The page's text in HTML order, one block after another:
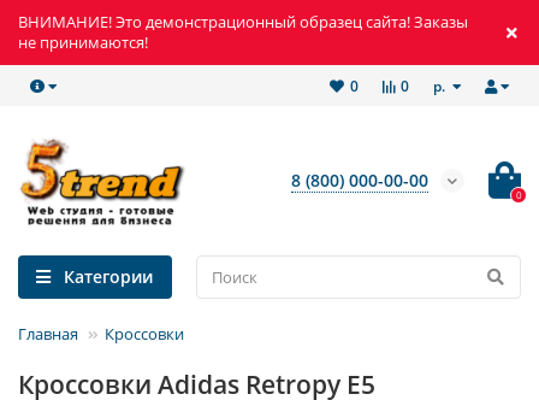
ВНИМАНИЕ! Это демонстрационный образец сайта! Заказы
не принимаются!
р.
0
0
8 (800) 000-00-00
0
Категории
Главная Кроссовки
Кроссовки Adidas Retropy E5